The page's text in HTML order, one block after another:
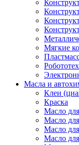
Мягкие
Масла и
Клеи
Краска
Масло
Масло
Масло
Масло